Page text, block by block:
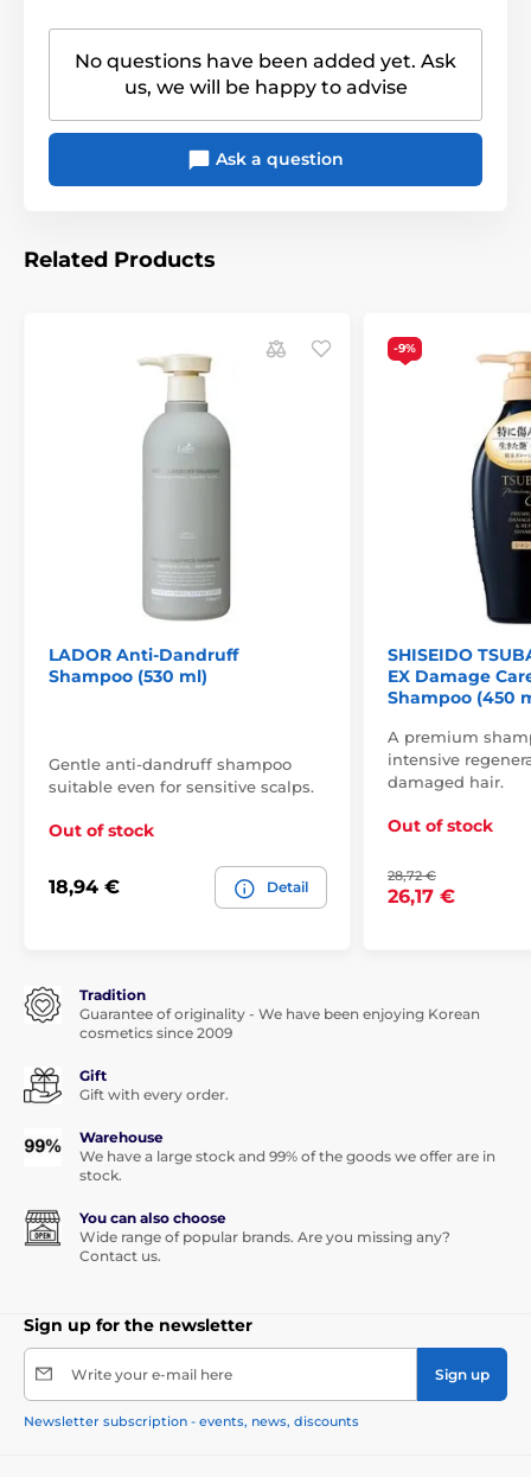
No questions have been added yet. Ask
us, we will be happy to advise
Ask a question
Related Products
LADOR Anti-Dandruff
Shampoo (530 ml)
Gentle anti-dandruff shampoo
suitable even for sensitive scalps.
Out of stock
18,94 € Detail
-9%
SHISEIDO
EX Damage
Shampoo (450
A premium
intensive
damaged hair.
Out of stock
28,72 €
26,17 €
Tradition
Guarantee of originality - We have been enjoying Korean
cosmetics since 2009
Gift
Gift with every order.
Warehouse
We have a large stock and 99% of the goods we offer are in
stock.
You can also choose
Wide range of popular brands. Are you missing any?
Contact us.
Sign up for the newsletter
Write your e-mail here Sign up
Newsletter subscription - events, news, discounts